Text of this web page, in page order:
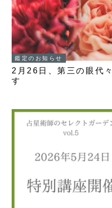
鑑定のお知らせ
2月26日、第三の眼代
す